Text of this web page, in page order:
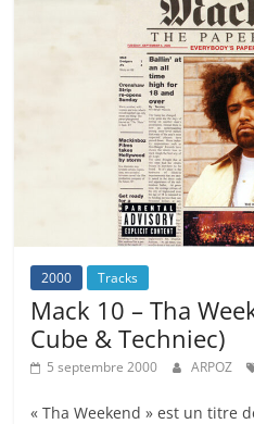
2000 Tracks
Mack 10 – Tha
Cube & Techniec)
5 septembre 2000 ARPOZ
« Tha Weekend » est un titre